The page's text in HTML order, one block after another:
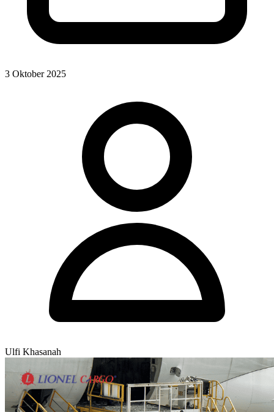
3 Oktober 2025
Ulfi Khasanah